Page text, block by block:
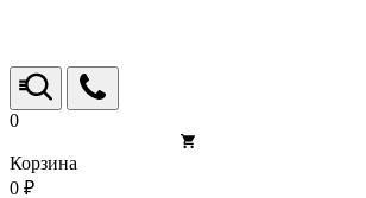
0
Корзина
0 ₽